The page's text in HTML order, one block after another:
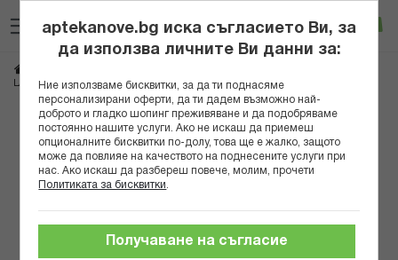
към
съдържанието
Вход
LA ROSEE СЛЪНЦЕЗАЩИТЕН НЕВИДИМ ФЛУИД SPF 50 40МЛ
Преминете
края
aptekanove.bg иска съгласието Ви, за
да използва личните Ви данни за:
Ние използваме бисквитки, за да ти поднасяме
персонализирани оферти, да ти дадем възможно най-
доброто и гладко шопинг преживяване и да подобряваме
постоянно нашите услуги. Ако не искаш да приемеш
опционалните бисквитки по-долу, това ще е жалко, защото
може да повлияе на качеството на поднесените услуги при
нас. Ако искаш да разбереш повече, молим, прочети
Политиката за бисквитки
Получаване на съгласие